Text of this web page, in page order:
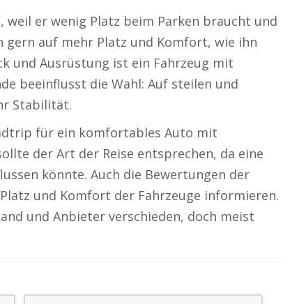
weil er wenig Platz beim Parken braucht und
gern auf mehr Platz und Komfort, wie ihn
und Ausrüstung ist ein Fahrzeug mit
beeinflusst die Wahl: Auf steilen und
Stabilität.
für ein komfortables Auto mit
der Art der Reise entsprechen, da eine
könnte. Auch die Bewertungen der
und Komfort der Fahrzeuge informieren.
und Anbieter verschieden, doch meist